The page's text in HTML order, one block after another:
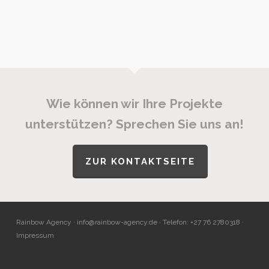
Wie können wir Ihre Projekte
unterstützen? Sprechen Sie uns an!
ZUR KONTAKTSEITE
Rainbow Agency · info@rainbow-agency.de· Telefon: +27 76 2780318 ·
Impressum